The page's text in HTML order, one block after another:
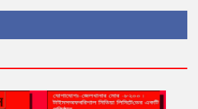
আহসান
ফিরব: রয়টার্সকে সাকিব